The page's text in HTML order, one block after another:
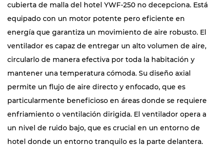
cubierta de malla del hotel YWF-250 no decepciona. Está
equipado con un motor potente pero eficiente en
energía que garantiza un movimiento de aire robusto. El
ventilador es capaz de entregar un alto volumen de aire,
circularlo de manera efectiva por toda la habitación y
mantener una temperatura cómoda. Su diseño axial
permite un flujo de aire directo y enfocado, que es
particularmente beneficioso en áreas donde se requiere
enfriamiento o ventilación dirigida. El ventilador opera a
un nivel de ruido bajo, que es crucial en un entorno de
hotel donde un entorno tranquilo es la parte delantera.